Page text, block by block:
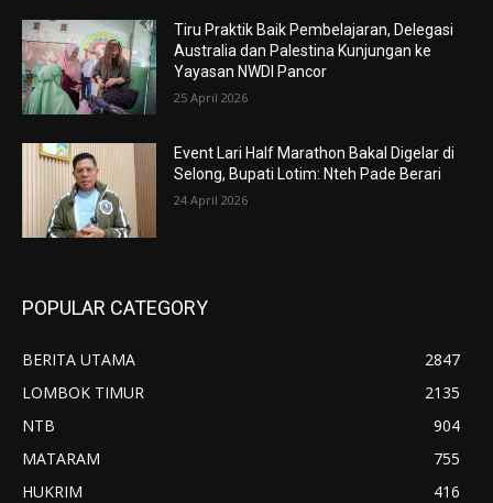
Tiru Praktik Baik Pembelajaran, Delegasi
Australia dan Palestina Kunjungan ke
Yayasan NWDI Pancor
25 April 2026
Event Lari Half Marathon Bakal Digelar di
Selong, Bupati Lotim: Nteh Pade Berari
24 April 2026
POPULAR CATEGORY
BERITA UTAMA
2847
LOMBOK TIMUR
2135
NTB
904
MATARAM
755
HUKRIM
416